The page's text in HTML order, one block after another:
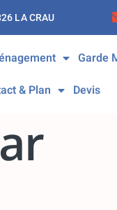
LA CRAU
Garde
& Plan
Devis